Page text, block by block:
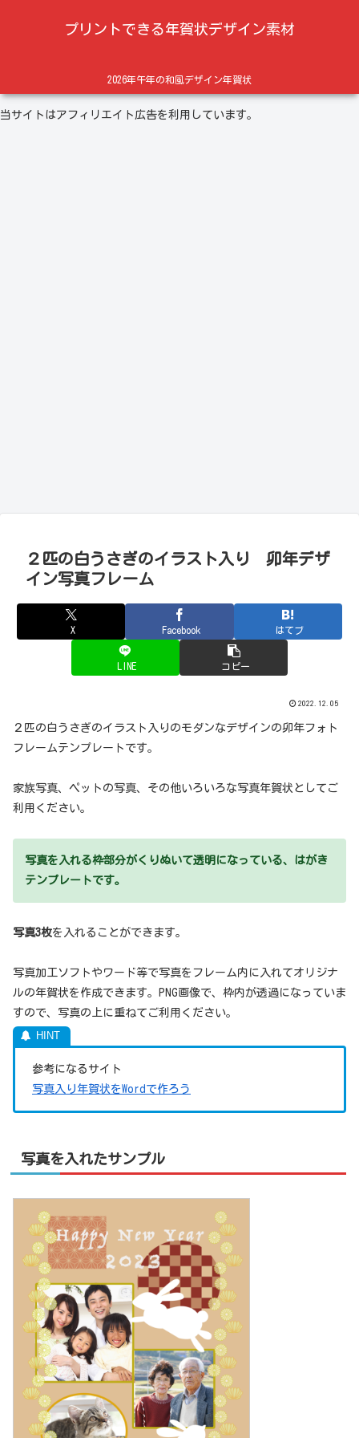
プリントできる年賀状デザイン素材
2026年午年の和風デザイン年賀状
当サイトはアフィリエイト広告を利用しています。
２匹の白うさぎのイラスト入り 卯年デザ
イン写真フレーム
X Facebook はてブ
LINE コピー
2022.12.05
２匹の白うさぎのイラスト入りのモダンなデザインの卯年フォト
フレームテンプレートです。
家族写真、ペットの写真、その他いろいろな写真年賀状としてご
利用ください。
写真を入れる枠部分がくりぬいて透明になっている、はがき
テンプレートです。
写真3枚を入れることができます。
写真加工ソフトやワード等で写真をフレーム内に入れてオリジナ
ルの年賀状を作成できます。PNG画像で、枠内が透過になっていま
すので、写真の上に重ねてご利用ください。
参考になるサイト
写真入り年賀状をWordで作ろう
写真を入れたサンプル